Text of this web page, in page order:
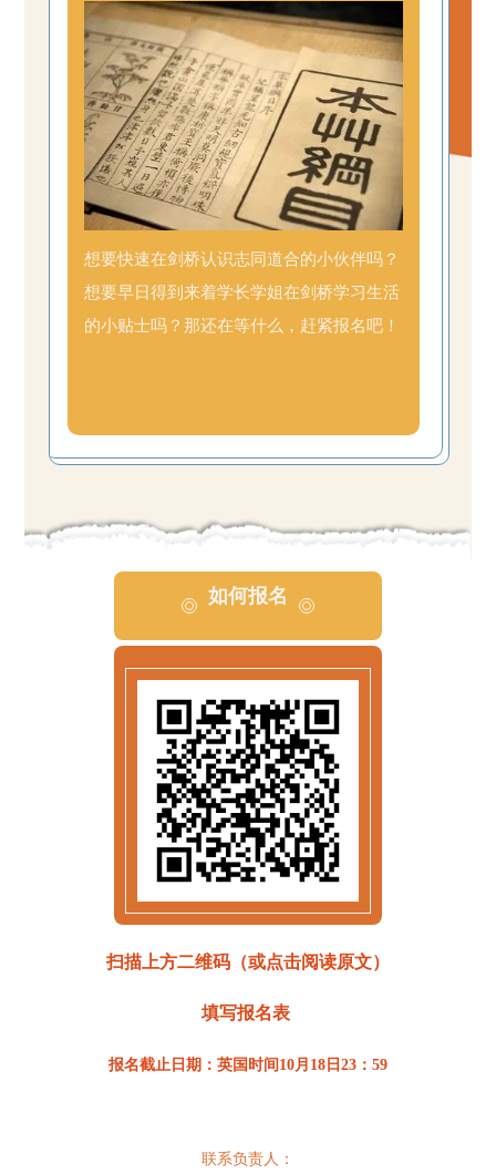
想要快速在剑桥认识志同道合的小伙伴吗？
想要早日得到来着学长学姐在剑桥学习生活
的小贴士吗？那还在等什么，赶紧报名吧！
如何报名
扫描上方二维码（或点击阅读原文）
填写报名表
报名截止日期：英国时间10月18日23：59
联系负责人：